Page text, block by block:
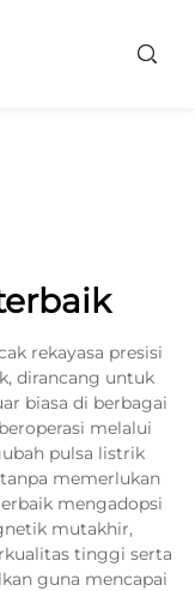
rekayasa presisi
dirancang untuk
biasa di berbagai
melalui
pulsa listrik
memerlukan
mengadopsi
mutakhir,
tinggi serta
guna mencapai